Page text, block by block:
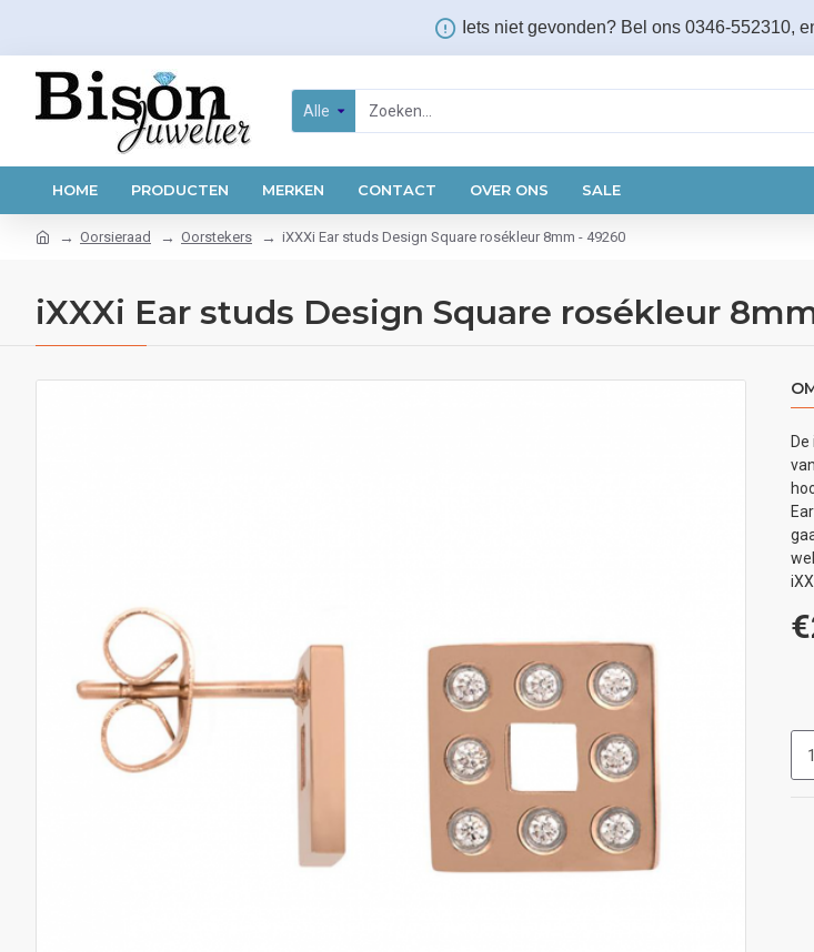
Iets niet gevonden? Bel ons 0346-552310,
Alle
HOME PRODUCTEN MERKEN CONTACT OVER ONS SALE
Oorsieraad Oorstekers iXXXi Ear studs Design Square rosékleur 8mm - 49260
iXXXi Ear studs Design Square rosékleur